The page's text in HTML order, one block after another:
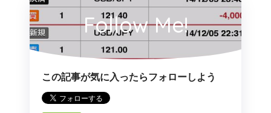
Follow Me!
この記事が気に入ったらフォローしよう